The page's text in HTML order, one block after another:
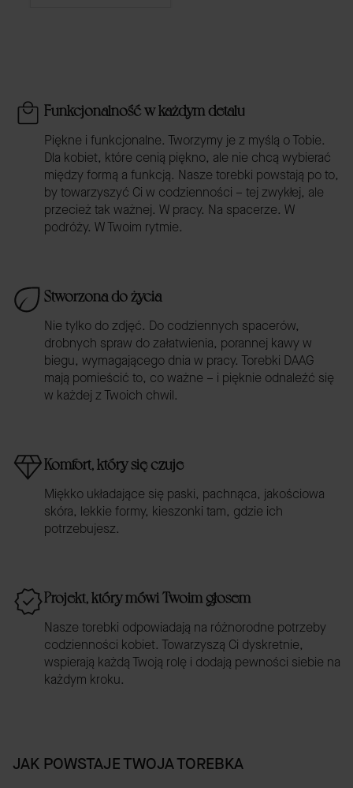
Funkcjonalność w każdym detalu
Piękne i funkcjonalne. Tworzymy je z myślą o Tobie.
Dla kobiet, które cenią piękno, ale nie chcą wybierać
między formą a funkcją. Nasze torebki powstają po to,
by towarzyszyć Ci w codzienności – tej zwykłej, ale
przecież tak ważnej. W pracy. Na spacerze. W
podróży. W Twoim rytmie.
Stworzona do życia
Nie tylko do zdjęć. Do codziennych spacerów,
drobnych spraw do załatwienia, porannej kawy w
biegu, wymagającego dnia w pracy. Torebki DAAG
mają pomieścić to, co ważne – i pięknie odnaleźć się
w każdej z Twoich chwil.
Komfort, który się czuje
Miękko układające się paski, pachnąca, jakościowa
skóra, lekkie formy, kieszonki tam, gdzie ich
potrzebujesz.
Projekt, który mówi Twoim głosem
Nasze torebki odpowiadają na różnorodne potrzeby
codzienności kobiet. Towarzyszą Ci dyskretnie,
wspierają każdą Twoją rolę i dodają pewności siebie na
każdym kroku.
JAK POWSTAJE TWOJA TOREBKA